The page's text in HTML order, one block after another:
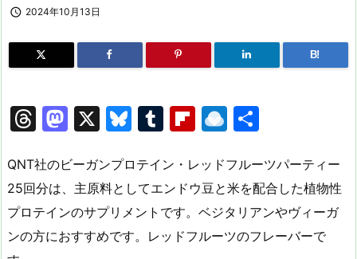
 2024年10月13日
B!
T
e
a
d
s
M
st
o
d
o
X
Bl
e
s
k
y
T
m
bl
r
Fl
b
o
ar
d
R
n
dr
o
p.
QNT社のビーガンプロテイン・レッドフルーツパーティー
25回分は、主原料としてエンドウ豆と米を配合した植物性
プロテインのサプリメントです。ベジタリアンやヴィーガ
ンの方におすすめです。レッドフルーツのフレーバーで